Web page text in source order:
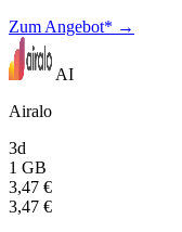
Zum Angebot* →
AI
Airalo
3d
1 GB
3,47 €
3,47 €